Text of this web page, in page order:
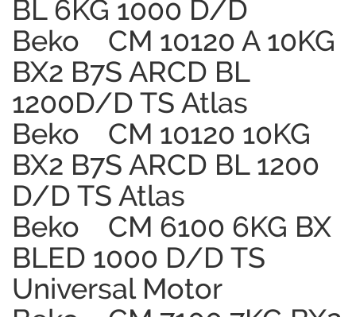
BL 6KG 1000 D/D
Beko CM 10120 A 10KG
BX2 B7S ARCD BL
1200D/D TS Atlas
Beko CM 10120 10KG
BX2 B7S ARCD BL 1200
D/D TS Atlas
Beko CM 6100 6KG BX
BLED 1000 D/D TS
Universal Motor